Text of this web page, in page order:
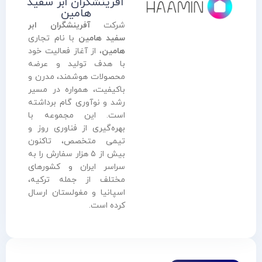
هامین
شرکتآفرینشگران ابر
سفید هامین با نام تجاری
هامین، از آغاز فعالیت خود
با هدف تولید و عرضه
محصولات هوشمند، مدرن و
باکیفیت، همواره در مسیر
رشد و نوآوری گام برداشته
است. این مجموعه با
بهره‌گیری از فناوری روز و
تیمی متخصص، تاکنون
بیش از ۵ هزار سفارش را به
سراسر ایران و کشورهای
مختلف از جمله ترکیه،
اسپانیا و مغولستان ارسال
کرده است.